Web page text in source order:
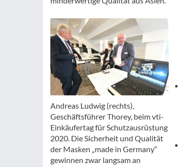
Andreas Ludwig (rechts),
Geschäftsführer Thorey, beim vti-
Einkäufertag für Schutzausrüstung
2020. Die Sicherheit und Qualität
der Masken „made in Germany“
gewinnen zwar langsam an